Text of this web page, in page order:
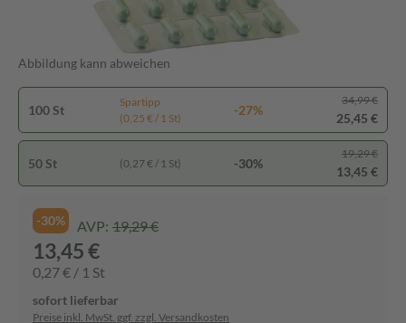
Abbildung kann abweichen
100 St
Spartipp
(0,25 € / 1 St)
-27%
34,99 €
25,45 €
50 St (0,27 € / 1 St) -30%
19,29 €
13,45 €
-30% AVP: 19,29 €
13,45 €
0,27 € / 1 St
sofort lieferbar
Preise inkl. MwSt. ggf. zzgl. Versandkosten